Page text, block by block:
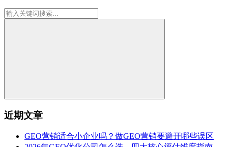
近期文章
GEO营销适合小企业吗？做GEO营销要避开哪些误区